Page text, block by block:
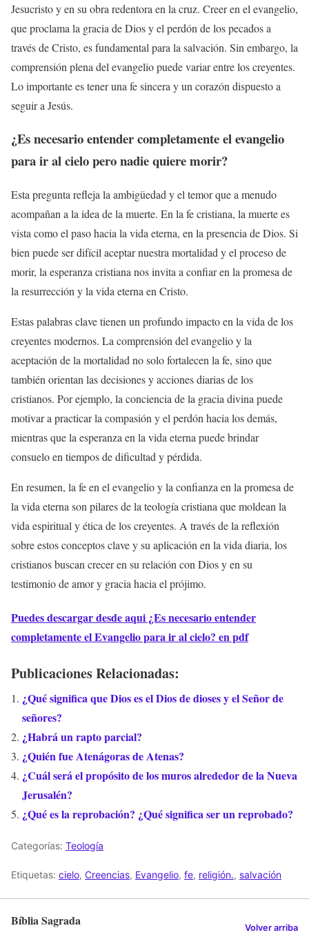
Jesucristo y en su obra redentora en la cruz. Creer en el evangelio,
que proclama la gracia de Dios y el perdón de los pecados a
través de Cristo, es fundamental para la salvación. Sin embargo, la
comprensión plena del evangelio puede variar entre los creyentes.
Lo importante es tener una fe sincera y un corazón dispuesto a
seguir a Jesús.
¿Es necesario entender completamente el evangelio
para ir al cielo pero nadie quiere morir?
Esta pregunta refleja la ambigüedad y el temor que a menudo
acompañan a la idea de la muerte. En la fe cristiana, la muerte es
vista como el paso hacia la vida eterna, en la presencia de Dios. Si
bien puede ser difícil aceptar nuestra mortalidad y el proceso de
morir, la esperanza cristiana nos invita a confiar en la promesa de
la resurrección y la vida eterna en Cristo.
Estas palabras clave tienen un profundo impacto en la vida de los
creyentes modernos. La comprensión del evangelio y la
aceptación de la mortalidad no solo fortalecen la fe, sino que
también orientan las decisiones y acciones diarias de los
cristianos. Por ejemplo, la conciencia de la gracia divina puede
motivar a practicar la compasión y el perdón hacia los demás,
mientras que la esperanza en la vida eterna puede brindar
consuelo en tiempos de dificultad y pérdida.
En resumen, la fe en el evangelio y la confianza en la promesa de
la vida eterna son pilares de la teología cristiana que moldean la
vida espiritual y ética de los creyentes. A través de la reflexión
sobre estos conceptos clave y su aplicación en la vida diaria, los
cristianos buscan crecer en su relación con Dios y en su
testimonio de amor y gracia hacia el prójimo.
Puedes descargar desde aqui ¿Es necesario entender
completamente el Evangelio para ir al cielo? en pdf
Publicaciones Relacionadas:
¿Qué significa que Dios es el Dios de dioses y el Señor de
señores?
¿Habrá un rapto parcial?
¿Quién fue Atenágoras de Atenas?
¿Cuál será el propósito de los muros alrededor de la Nueva
Jerusalén?
¿Qué es la reprobación? ¿Qué significa ser un reprobado?
Categorías: Teología
Etiquetas: cielo, Creencias, Evangelio, fe, religión., salvación
Bíblia Sagrada Volver arriba